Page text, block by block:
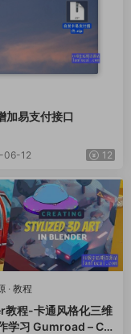
加易支付接口
06-12 12
· 教程
教程-卡通风格化三维
学习 Gumroad – Cre